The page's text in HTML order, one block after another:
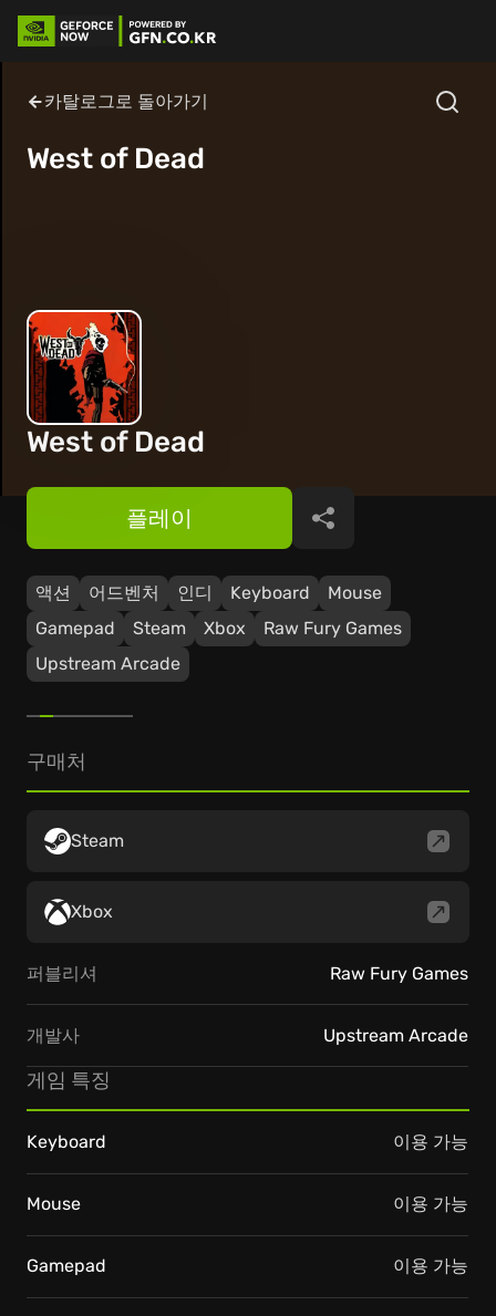
카탈로그로 돌아가기
West of Dead
West of Dead
액션 어드벤처 인디 Keyboard
Mouse
Gamepad
Steam Xbox
Raw Fury Games
Upstream Arcade
플레이 공유
구매처
Steam
Xbox
퍼블리셔 Raw Fury Games
개발사 Upstream Arcade
게임 특징
Keyboard 이용 가능
Mouse 이용 가능
Gamepad 이용 가능